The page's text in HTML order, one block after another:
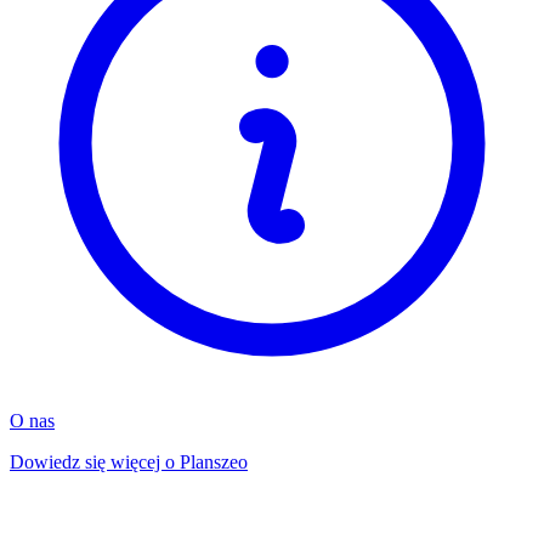
O nas
Dowiedz się więcej o Planszeo